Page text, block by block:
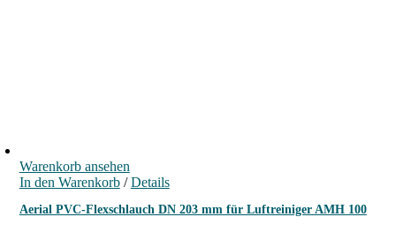
Warenkorb ansehen
In den Warenkorb / Details
Aerial PVC-Flexschlauch DN 203 mm für Luftreiniger AMH 100